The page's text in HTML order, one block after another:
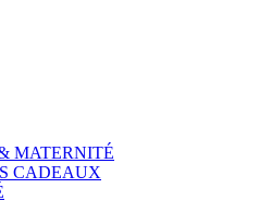
MATERNITÉ
CADEAUX